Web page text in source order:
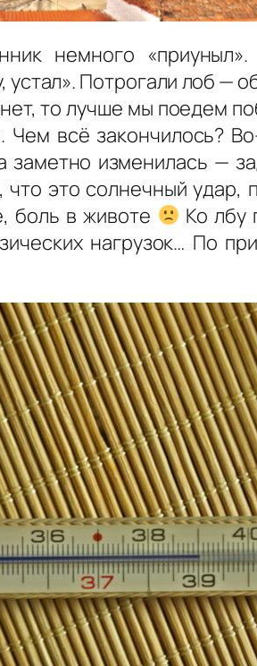
немного
устал». Потрогали лоб —
то лучше мы поедем
Чем всё закончилось?
изменилась —
это солнечный удар,
боль в животе
Ко лбу
нагрузок… По